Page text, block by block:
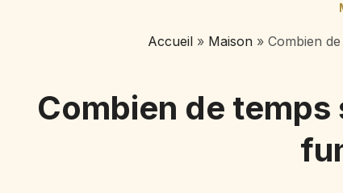
Accueil » Maison » Combien
Combien de